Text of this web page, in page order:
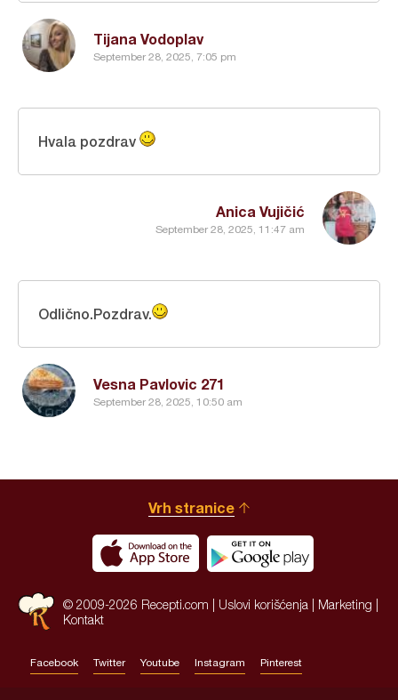
Tijana Vodoplav
September 28, 2025, 7:05 pm
Anica Vujičić
September 28, 2025, 11:47 am
Hvala pozdrav
Vesna Pavlovic 271
September 28, 2025, 10:50 am
Odlično.Pozdrav.
Vrh stranice
© 2009-2026 Recepti.com | Uslovi korišćenja Marketing
Kontakt
Facebook Twitter Youtube Instagram Pinterest